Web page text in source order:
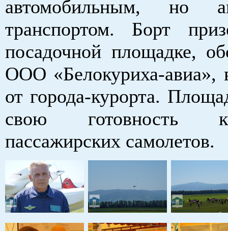
автомобильным, но
транспортом. Борт
посадочной площадке,
ООО «Белокуриха-авиа»,
от города-курорта.
свою готовность
пассажирских самолетов.